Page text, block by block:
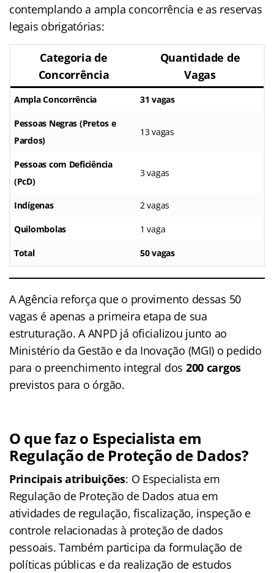
contemplando a ampla concorrência e as reservas
legais obrigatórias:
Categoria de
Concorrência
Quantidade de
Vagas
Ampla Concorrência 31 vagas
Pessoas Negras (Pretos e
Pardos)
13 vagas
Pessoas com Deficiência
(PcD)
3 vagas
Indígenas 2 vagas
Quilombolas 1 vaga
Total 50 vagas
A Agência reforça que o provimento dessas 50
vagas é apenas a primeira etapa de sua
estruturação. A ANPD já oficializou junto ao
Ministério da Gestão e da Inovação (MGI) o pedido
para o preenchimento integral dos 200 cargos
previstos para o órgão.
O que faz o Especialista em
Regulação de Proteção de Dados?
Principais atribuições: O Especialista em
Regulação de Proteção de Dados atua em
atividades de regulação, fiscalização, inspeção e
controle relacionadas à proteção de dados
pessoais. Também participa da formulação de
políticas públicas e da realização de estudos